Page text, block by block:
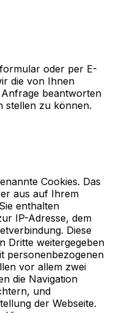
oder per E-
die von Ihnen
beantworten
stellen zu können.
Cookies. Das
aus auf Ihrem
enthalten
IP-Adresse, dem
Diese
Dritte weitergegeben
personenbezogenen
vor allem zwei
die Navigation
und
der Webseite.